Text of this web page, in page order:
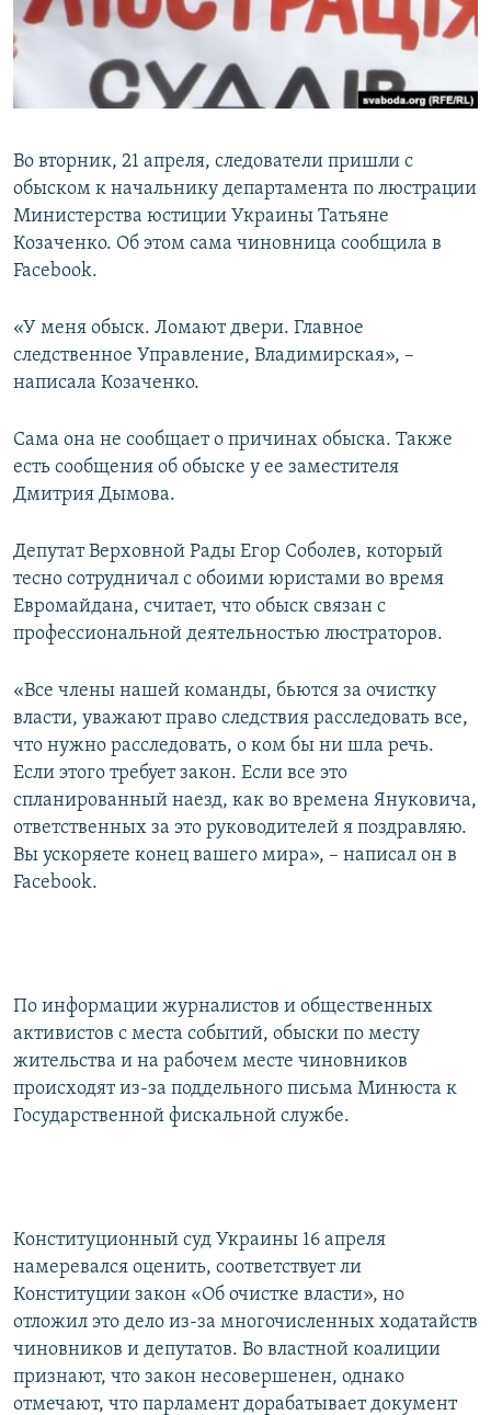
ПОБЕДИТЕЛЕЙ НЕ СУДЯТ?
КРЫМ.НЕПОКОРЕННЫЙ
ПРИСОЕДИНЯЙТЕСЬ!
Все сайты RFE/RL
Во вторник, 21 апреля, следователи пришли с
обыском к начальнику департамента по люстрации
Министерства юстиции Украины Татьяне
Козаченко. Об этом сама чиновница сообщила в
Facebook.
«У меня обыск. Ломают двери. Главное
следственное Управление, Владимирская», –
написала Козаченко.
Сама она не сообщает о причинах обыска. Также
есть сообщения об обыске у ее заместителя
Дмитрия Дымова.
Депутат Верховной Рады Егор Соболев, который
тесно сотрудничал с обоими юристами во время
Евромайдана, считает, что обыск связан с
профессиональной деятельностью люстраторов.
«Все члены нашей команды, бьются за очистку
власти, уважают право следствия расследовать все,
что нужно расследовать, о ком бы ни шла речь.
Если этого требует закон. Если все это
спланированный наезд, как во времена Януковича,
ответственных за это руководителей я поздравляю.
Вы ускоряете конец вашего мира», – написал он в
Facebook.
По информации журналистов и общественных
активистов с места событий, обыски по месту
жительства и на рабочем месте чиновников
происходят из-за поддельного письма Минюста к
Государственной фискальной службе.
Конституционный суд Украины 16 апреля
намеревался оценить, соответствует ли
Конституции закон «Об очистке власти», но
отложил это дело из-за многочисленных ходатайств
чиновников и депутатов. Во властной коалиции
признают, что закон несовершенен, однако
отмечают, что парламент дорабатывает документ